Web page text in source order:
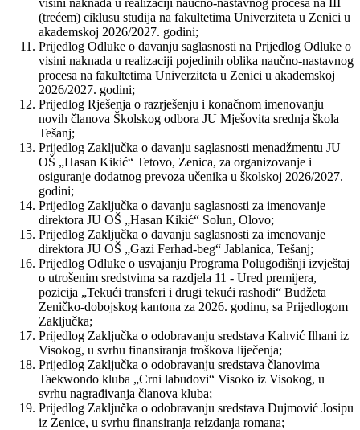
visini naknada u realizaciji naučno-nastavnog procesa na III
(trećem) ciklusu studija na fakultetima Univerziteta u Zenici u
akademskoj 2026/2027. godini;
Prijedlog Odluke o davanju saglasnosti na Prijedlog Odluke o
visini naknada u realizaciji pojedinih oblika naučno-nastavnog
procesa na fakultetima Univerziteta u Zenici u akademskoj
2026/2027. godini;
Prijedlog Rješenja o razrješenju i konačnom imenovanju
novih članova Školskog odbora JU Mješovita srednja škola
Tešanj;
Prijedlog Zaključka o davanju saglasnosti menadžmentu JU
OŠ „Hasan Kikić“ Tetovo, Zenica, za organizovanje i
osiguranje dodatnog prevoza učenika u školskoj 2026/2027.
godini;
Prijedlog Zaključka o davanju saglasnosti za imenovanje
direktora JU OŠ „Hasan Kikić“ Solun, Olovo;
Prijedlog Zaključka o davanju saglasnosti za imenovanje
direktora JU OŠ „Gazi Ferhad-beg“ Jablanica, Tešanj;
Prijedlog Odluke o usvajanju Programa Polugodišnji izvještaj
o utrošenim sredstvima sa razdjela 11 - Ured premijera,
pozicija „Tekući transferi i drugi tekući rashodi“ Budžeta
Zeničko-dobojskog kantona za 2026. godinu, sa Prijedlogom
Zaključka;
Prijedlog Zaključka o odobravanju sredstava Kahvić Ilhani iz
Visokog, u svrhu finansiranja troškova liječenja;
Prijedlog Zaključka o odobravanju sredstava članovima
Taekwondo kluba „Crni labudovi“ Visoko iz Visokog, u
svrhu nagrađivanja članova kluba;
Prijedlog Zaključka o odobravanju sredstava Dujmović Josipu
iz Zenice, u svrhu finansiranja reizdanja romana;